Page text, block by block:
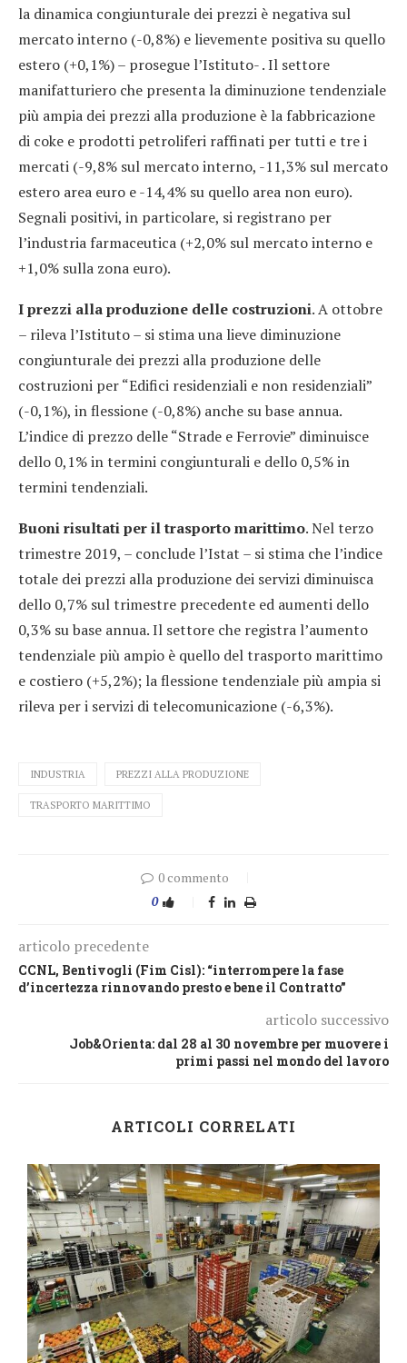
la dinamica congiunturale dei prezzi è negativa sul
mercato interno (-0,8%) e lievemente positiva su quello
estero (+0,1%) – prosegue l’Istituto- . Il settore
manifatturiero che presenta la diminuzione tendenziale
più ampia dei prezzi alla produzione è la fabbricazione
di coke e prodotti petroliferi raffinati per tutti e tre i
mercati (-9,8% sul mercato interno, -11,3% sul mercato
estero area euro e -14,4% su quello area non euro).
Segnali positivi, in particolare, si registrano per
l’industria farmaceutica (+2,0% sul mercato interno e
+1,0% sulla zona euro).
I prezzi alla produzione delle costruzioni. A ottobre
– rileva l’Istituto – si stima una lieve diminuzione
congiunturale dei prezzi alla produzione delle
costruzioni per “Edifici residenziali e non residenziali”
(-0,1%), in flessione (-0,8%) anche su base annua.
L’indice di prezzo delle “Strade e Ferrovie” diminuisce
dello 0,1% in termini congiunturali e dello 0,5% in
termini tendenziali.
Buoni risultati per il trasporto marittimo. Nel terzo
trimestre 2019, – conclude l’Istat – si stima che l’indice
totale dei prezzi alla produzione dei servizi diminuisca
dello 0,7% sul trimestre precedente ed aumenti dello
0,3% su base annua. Il settore che registra l’aumento
tendenziale più ampio è quello del trasporto marittimo
e costiero (+5,2%); la flessione tendenziale più ampia si
rileva per i servizi di telecomunicazione (-6,3%).
INDUSTRIA PREZZI ALLA PRODUZIONE
TRASPORTO MARITTIMO
0 commento
0
articolo precedente
CCNL, Bentivogli (Fim Cisl): “interrompere la fase
d’incertezza rinnovando presto e bene il Contratto”
articolo successivo
Job&Orienta: dal 28 al 30 novembre per muovere i
primi passi nel mondo del lavoro
ARTICOLI CORRELATI